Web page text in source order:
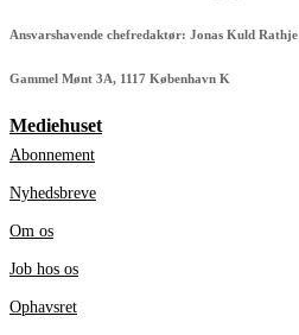
Ansvarshavende chefredaktør: Jonas Kuld Rathje
Gammel Mønt 3A, 1117 København K
Mediehuset
Abonnement
Nyhedsbreve
Om os
Job hos os
Ophavsret